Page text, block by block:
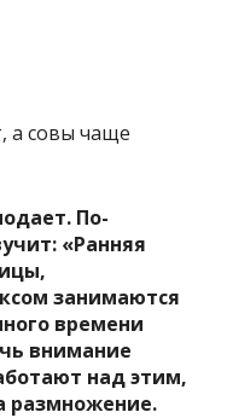
По-
«Ранняя
занимаются
времени
внимание
над этим,
размножение.